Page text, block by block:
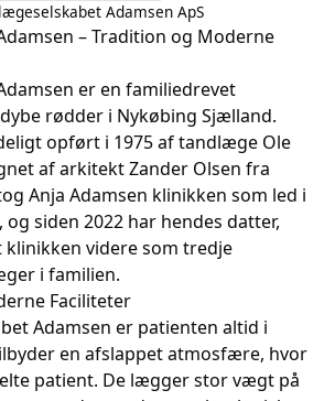
Adamsen ApS
– Tradition og Moderne
er en familiedrevet
rødder i Nykøbing Sjælland.
opført i 1975 af tandlæge Ole
af arkitekt Zander Olsen fra
Anja Adamsen klinikken som led i
siden 2022 har hendes datter,
videre som tredje
i familien.
Faciliteter
Adamsen er patienten altid i
en afslappet atmosfære, hvor
patient. De lægger stor vægt på